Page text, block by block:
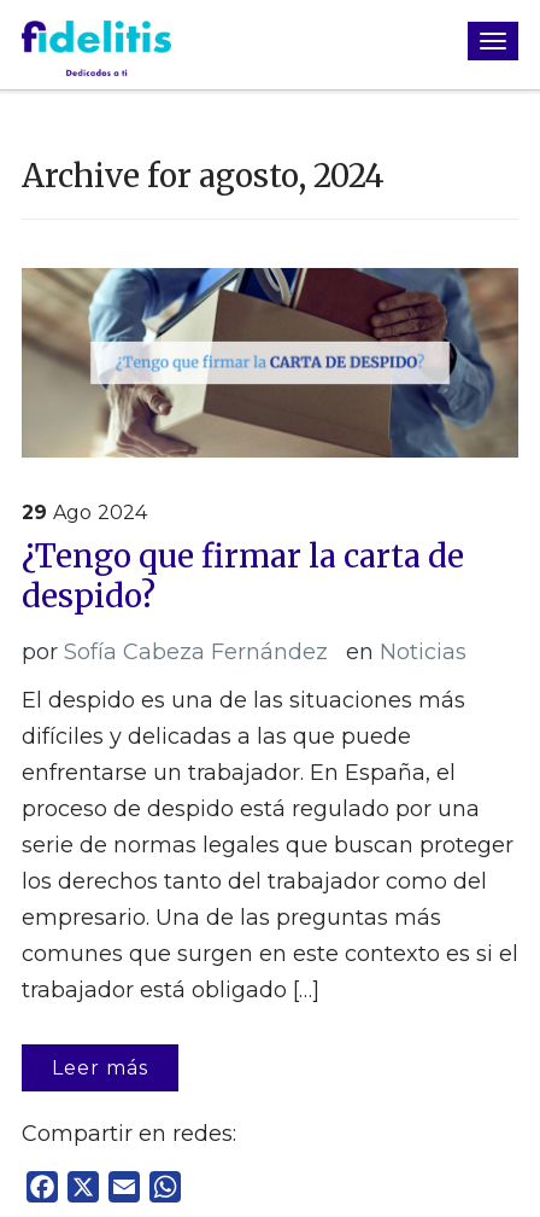
Archive for agosto, 2024
29 Ago 2024
¿Tengo que firmar la carta de
despido?
por Sofía Cabeza Fernández en Noticias
El despido es una de las situaciones más
difíciles y delicadas a las que puede
enfrentarse un trabajador. En España, el
proceso de despido está regulado por una
serie de normas legales que buscan proteger
los derechos tanto del trabajador como del
empresario. Una de las preguntas más
comunes que surgen en este contexto es si el
trabajador está obligado […]
Leer más
Compartir en redes:
Facebook Email